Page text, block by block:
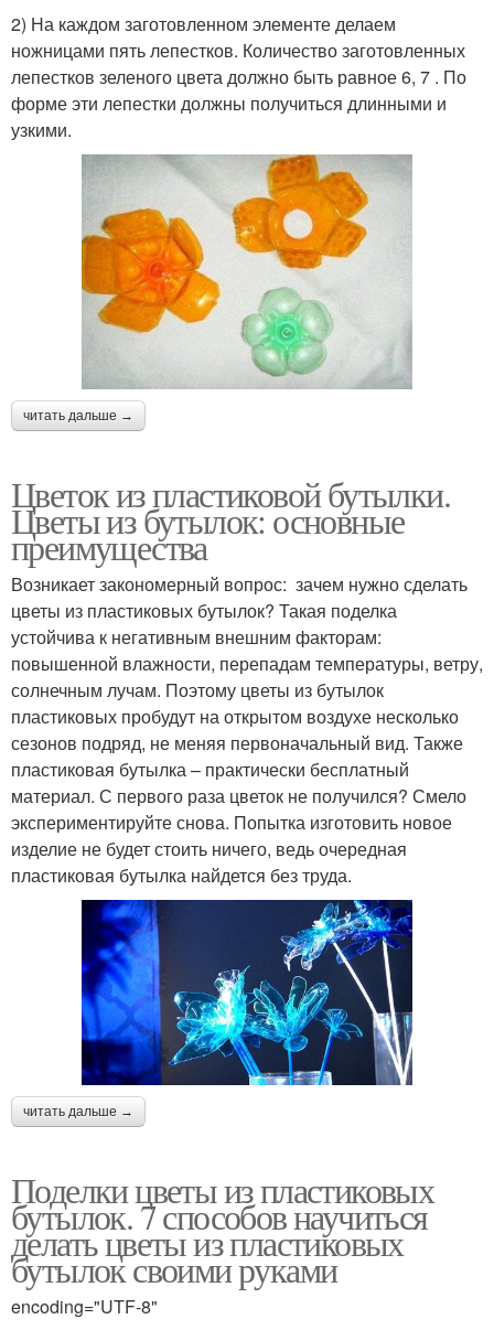
2) На каждом заготовленном элементе делаем
ножницами пять лепестков. Количество заготовленных
лепестков зеленого цвета должно быть равное 6, 7 . По
форме эти лепестки должны получиться длинными и
узкими.
читать дальше →
Цветок из пластиковой бутылки.
Цветы из бутылок: основные
преимущества
Возникает закономерный вопрос: зачем нужно сделать
цветы из пластиковых бутылок? Такая поделка
устойчива к негативным внешним факторам:
повышенной влажности, перепадам температуры, ветру,
солнечным лучам. Поэтому цветы из бутылок
пластиковых пробудут на открытом воздухе несколько
сезонов подряд, не меняя первоначальный вид. Также
пластиковая бутылка – практически бесплатный
материал. С первого раза цветок не получился? Смело
экспериментируйте снова. Попытка изготовить новое
изделие не будет стоить ничего, ведь очередная
пластиковая бутылка найдется без труда.
читать дальше →
Поделки цветы из пластиковых
бутылок. 7 способов научиться
делать цветы из пластиковых
бутылок своими руками
encoding="UTF-8"